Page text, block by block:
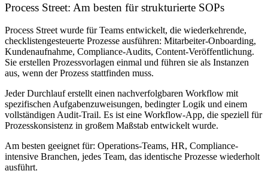
Process Street: Am besten für strukturierte SOPs
Process Street wurde für Teams entwickelt, die wiederkehrende,
checklistengesteuerte Prozesse ausführen: Mitarbeiter-Onboarding,
Kundenaufnahme, Compliance-Audits, Content-Veröffentlichung.
Sie erstellen Prozessvorlagen einmal und führen sie als Instanzen
aus, wenn der Prozess stattfinden muss.
Jeder Durchlauf erstellt einen nachverfolgbaren Workflow mit
spezifischen Aufgabenzuweisungen, bedingter Logik und einem
vollständigen Audit-Trail. Es ist eine Workflow-App, die speziell für
Prozesskonsistenz in großem Maßstab entwickelt wurde.
Am besten geeignet für: Operations-Teams, HR, Compliance-
intensive Branchen, jedes Team, das identische Prozesse wiederholt
ausführt.